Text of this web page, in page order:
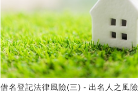
借名登記法律風險(三) - 出名人之風險